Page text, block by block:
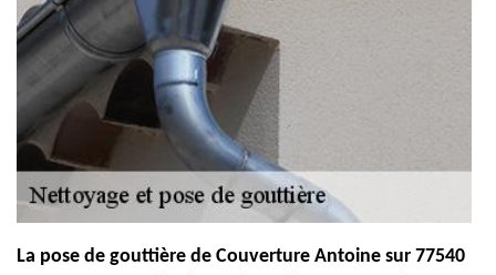
La pose de gouttière de Couverture Antoine sur 77540